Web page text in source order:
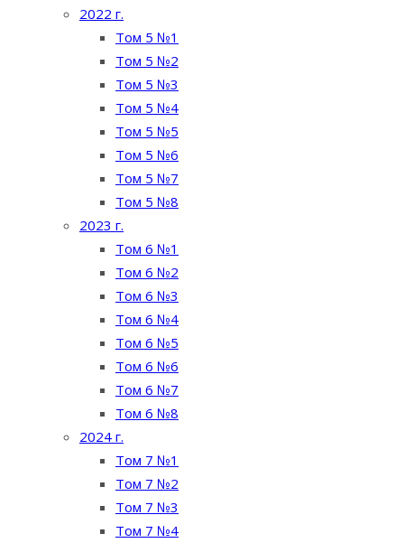
2022 г.
Том 5 №1
Том 5 №2
Том 5 №3
Том 5 №4
Том 5 №5
Том 5 №6
Том 5 №7
Том 5 №8
2023 г.
Том 6 №1
Том 6 №2
Том 6 №3
Том 6 №4
Том 6 №5
Том 6 №6
Том 6 №7
Том 6 №8
2024 г.
Том 7 №1
Том 7 №2
Том 7 №3
Том 7 №4